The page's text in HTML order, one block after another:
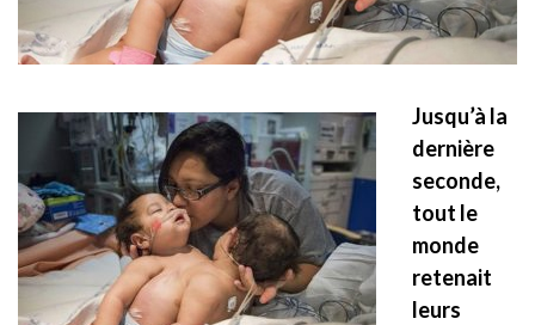
Jusqu’à la
dernière
seconde,
tout le
monde
retenait
leurs